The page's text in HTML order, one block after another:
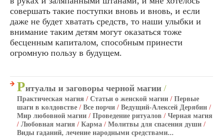
совершать такие поступки вновь и вновь, и если
даже не будет хватать средств, то наши улыбки и
внимание таким детям могут оказаться тоже
бесценным капиталом, способным принести
огромную пользу в будущем.
Ритуалы и заговоры черной магии /
Практическая магия / Статьи о женской магии / Первые
шаги в колдовстве / Все порчи / Ведущий-Алексей Дерябин /
Мир любовной магии / Проведение ритуалов / Черная магия
/ Любовная магия / Карма / Молитвы для спасения души /
Виды гаданий, лечение народными средствами...